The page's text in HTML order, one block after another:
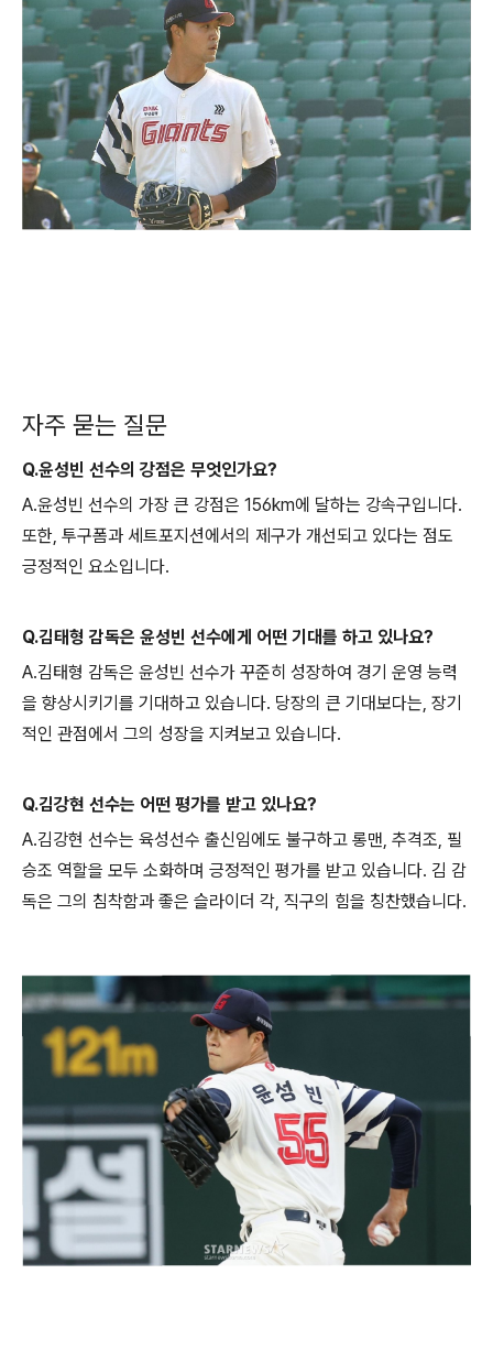
자주 묻는 질문
Q.윤성빈 선수의 강점은 무엇인가요?
A.윤성빈 선수의 가장 큰 강점은 156km에 달하는 강속구입니다.
또한, 투구폼과 세트포지션에서의 제구가 개선되고 있다는 점도
긍정적인 요소입니다.
Q.김태형 감독은 윤성빈 선수에게 어떤 기대를 하고 있나요?
A.김태형 감독은 윤성빈 선수가 꾸준히 성장하여 경기 운영 능력
을 향상시키기를 기대하고 있습니다. 당장의 큰 기대보다는, 장기
적인 관점에서 그의 성장을 지켜보고 있습니다.
Q.김강현 선수는 어떤 평가를 받고 있나요?
A.김강현 선수는 육성선수 출신임에도 불구하고 롱맨, 추격조, 필
승조 역할을 모두 소화하며 긍정적인 평가를 받고 있습니다. 김 감
독은 그의 침착함과 좋은 슬라이더 각, 직구의 힘을 칭찬했습니다.